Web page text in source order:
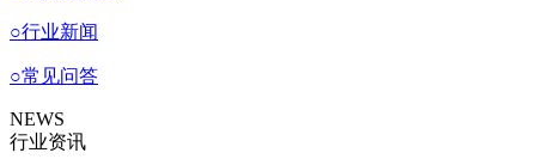
○行业新闻
○常见问答
NEWS
行业资讯